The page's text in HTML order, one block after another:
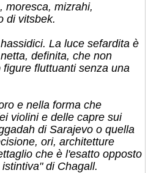
moresca, mizrahi,
di vitsbek.
La luce sefardita è
definita, che non
fluttuanti senza una
e nella forma che
violini e delle capre sui
di Sarajevo o quella
ori, architetture
che è l'esatto opposto
di Chagall.